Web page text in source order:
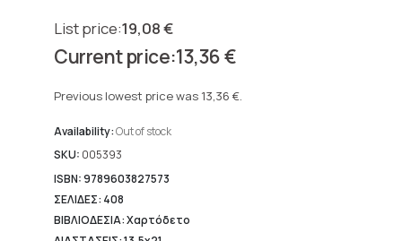
19,08€
Original
price
19,08 €.
13,36€
price
13,36 €.
Previous lowest price was 13,36 €.
Availability:Out of stock
SKU: 005393
ISBN: 9789603827573
ΣΕΛΙΔΕΣ: 408
ΒΙΒΛΙΟΔΕΣΙΑ: Χαρτόδετο